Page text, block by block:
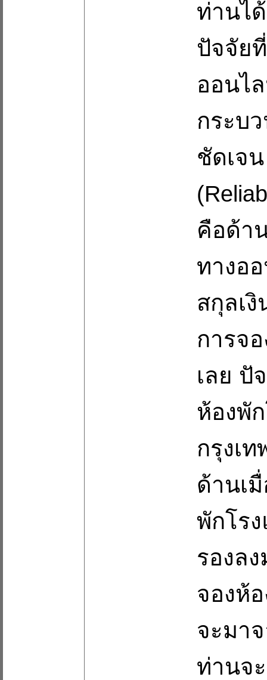
ท่านไ
ปัจจัย
ออนไ
กระบ
ชัดเจ
คือด้า
ทางอ
สกุลเ
การจ
เลย ปั
ห้องพั
กรุงเ
ด้านเ
พักโร
รองล
จองห้
จะมา
ท่านจ